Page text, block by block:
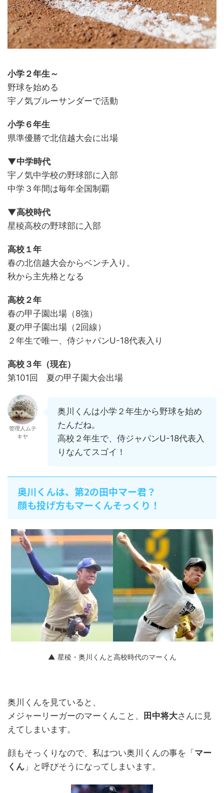
小学２年生～
野球を始める
宇ノ気ブルーサンダーで活動
小学６年生
県準優勝で北信越大会に出場
▼中学時代
宇ノ気中学校の野球部に入部
中学３年間は毎年全国制覇
▼高校時代
星稜高校の野球部に入部
高校１年
春の北信越大会からベンチ入り。
秋から主先格となる
高校２年
春の甲子園出場（8強）
夏の甲子園出場（2回線）
２年生で唯一、侍ジャパンU-18代表入り
高校３年（現在）
第101回 夏の甲子園大会出場
管理人ムテ
キヤ
奥川くんは小学２年生から野球を始め
たんだね。
高校２年生で、侍ジャパンU-18代表入
りなんてスゴイ！
奥川くんは、第2の田中マー君？
顔も投げ方もマーくんそっくり！
▲ 星稜・奥川くんと高校時代のマーくん
奥川くんを見ていると、
メジャーリーガーのマーくんこと、
田中将大さんに見
えてしまいます。
顔もそっくりなので、私はつい奥川くんの事を「 マー
くん 」と呼びそうになってしまいます。